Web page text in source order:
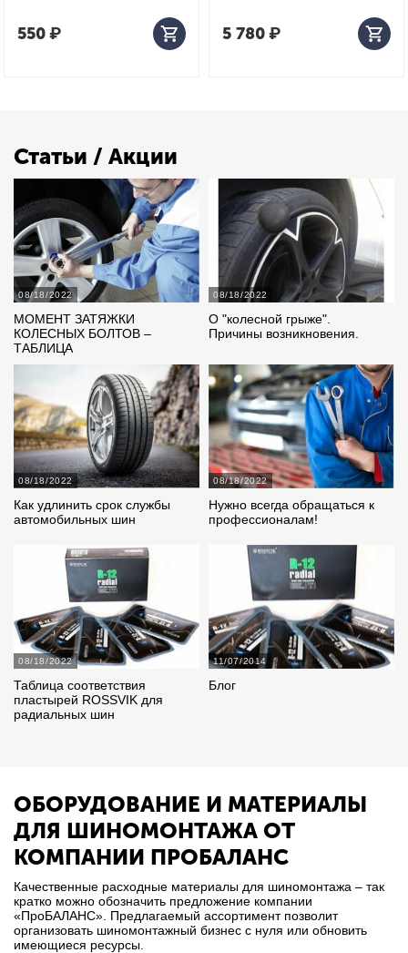
550₽ 5 780₽
Статьи / Акции
08/18/2022
МОМЕНТ ЗАТЯЖКИ
КОЛЕСНЫХ БОЛТОВ –
ТАБЛИЦА
08/18/2022
О "колесной грыже".
Причины возникновения.
08/18/2022
Как удлинить срок службы
автомобильных шин
08/18/2022
Нужно всегда обращаться к
профессионалам!
08/18/2022
Таблица соответствия
пластырей ROSSVIK для
радиальных шин
11/07/2014
Блог
ОБОРУДОВАНИЕ И МАТЕРИАЛЫ
ДЛЯ ШИНОМОНТАЖА ОТ
КОМПАНИИ ПРОБАЛАНС
Качественные расходные материалы для шиномонтажа – так
кратко можно обозначить предложение компании
«ПроБАЛАНС». Предлагаемый ассортимент позволит
организовать шиномонтажный бизнес с нуля или обновить
имеющиеся ресурсы.